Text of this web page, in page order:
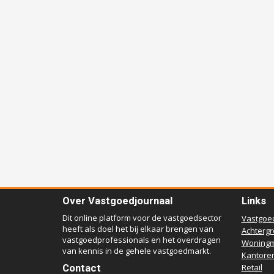
Over Vastgoedjournaal
Dit online platform voor de vastgoedsector
heeft als doel het bij elkaar brengen van
vastgoedprofessionals en het overdragen
van kennis in de gehele vastgoedmarkt.
Contact
Links
Retail